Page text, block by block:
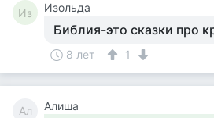
Из Изольда
Библия-это сказки про
8 лет 1
Ал Алиша